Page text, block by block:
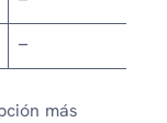
–
más